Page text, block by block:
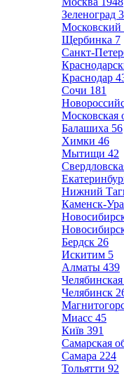
Зеленоград
Московский
Щербинка 7
Санкт-
Краснодар
Сочи 181
Московская
Балашиха 56
Химки 46
Мытищи 42
Нижний
Каменск-
Бердск 26
Искитим 5
Алматы 439
Челябинская
Челябинск
Миасс 45
Київ 391
Самарская
Самара 224
Тольятти 92